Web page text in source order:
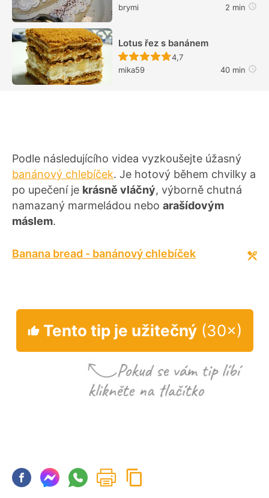
brymi
2 min
Lotus řez s banánem
Recept ještě nebyl
4,7
mika59
40 min
Podle následujícího videa vyzkoušejte úžasný
banánový chlebíček. Je hotový během chvilky a
po upečení je krásně vláčný, výborně chutná
namazaný marmeládou nebo arašídovým
máslem.
Banana bread - banánový chlebíček
Tento tip je užitečný(30×)